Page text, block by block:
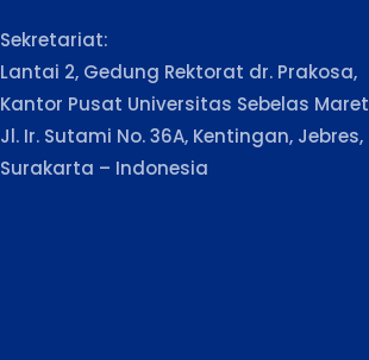
Sekretariat:
Lantai 2, Gedung Rektorat dr. Prakosa,
Kantor Pusat Universitas Sebelas Maret
Jl. Ir. Sutami No. 36A, Kentingan, Jebres,
Surakarta – Indonesia